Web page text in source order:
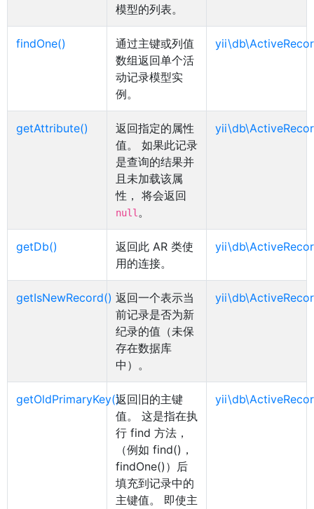
模型的列表。
findOne()
通过主键或列值
数组返回单个活
动记录模型实
例。
getAttribute()
返回指定的属性
值。 如果此记录
是查询的结果并
且未加载该属
性， 将会返回
null 。
getDb()
返回此 AR 类使
用的连接。
getIsNewRecord() 返回一个表示当
前记录是否为新
纪录的值（未保
存在数据库
中）。
getOldPrimaryKey()返回旧的主键
值。 这是指在执
行 find 方法，
（例如 find()，
findOne()）后
填充到记录中的
主键值。 即使主